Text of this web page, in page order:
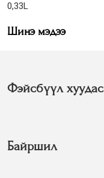
0,33L
Шинэ мэдээ
Фэйсбүүл хуудас
Байршил